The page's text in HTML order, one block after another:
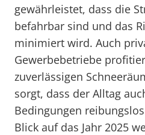
gewährleistet, dass die
befahrbar sind und das
minimiert wird. Auch
Gewerbebetriebe
zuverlässigen
sorgt, dass der Alltag
Bedingungen
Blick auf das Jahr 2025